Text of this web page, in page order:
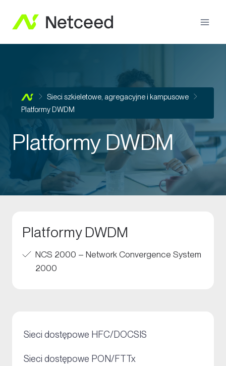
Sieci szkieletowe, agregacyjne i kampusowe
Platformy DWDM
Platformy DWDM
Platformy DWDM
NCS 2000 – Network Convergence System
2000
Sieci dostępowe HFC/DOCSIS
Sieci dostępowe PON/FTTx